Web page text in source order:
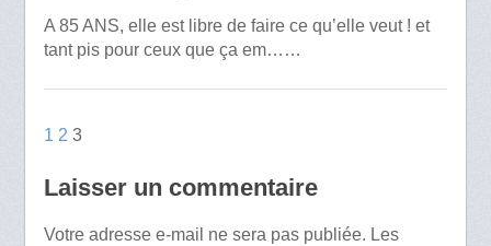
A 85 ANS, elle est libre de faire ce qu’elle veut ! et
tant pis pour ceux que ça em……
1 2 3
Laisser un commentaire
Votre adresse e-mail ne sera pas publiée. Les